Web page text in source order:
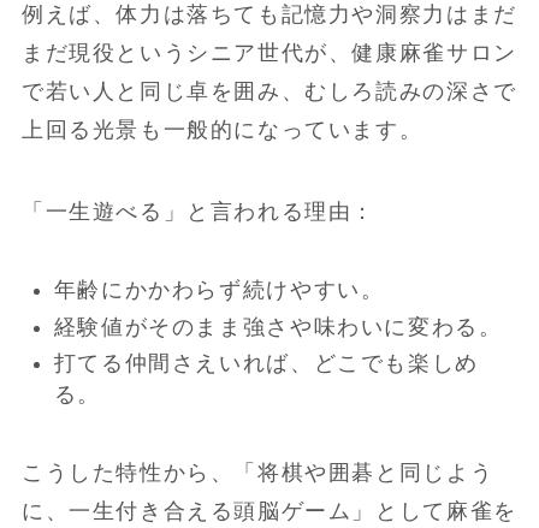
例えば、体力は落ちても記憶力や洞察力はまだ
まだ現役というシニア世代が、健康麻雀サロン
で若い人と同じ卓を囲み、むしろ読みの深さで
上回る光景も一般的になっています。
「一生遊べる」と言われる理由：
年齢にかかわらず続けやすい。
経験値がそのまま強さや味わいに変わる。
打てる仲間さえいれば、どこでも楽しめ
る。
こうした特性から、「将棋や囲碁と同じよう
に、一生付き合える頭脳ゲーム」として麻雀を